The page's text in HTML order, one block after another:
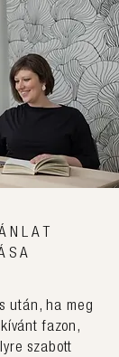
után, ha meg
fazon,
szabott